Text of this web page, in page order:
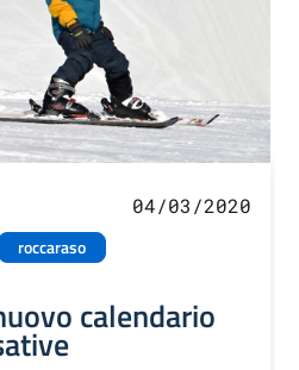
roccaraso
04/03/2020
calendario